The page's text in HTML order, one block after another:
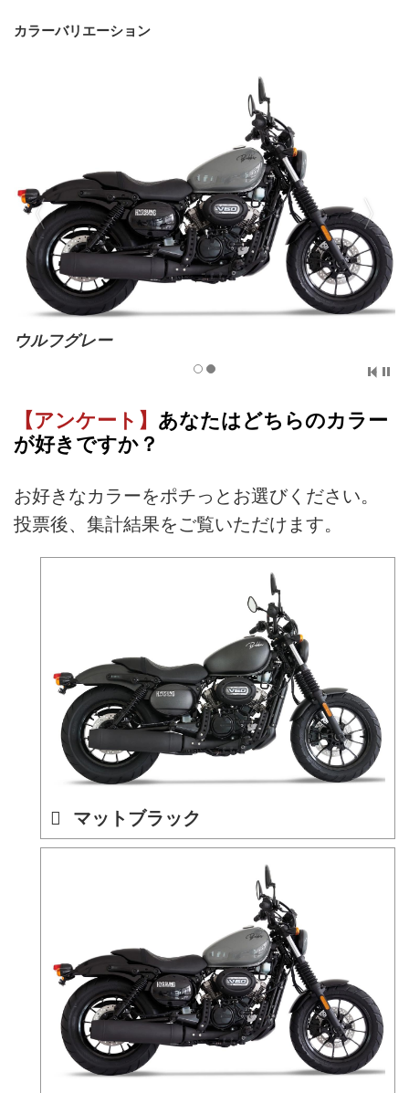
カラーバリエーション
ウルフグレー
【アンケート】 あなたはどちらのカラー
が好きですか？
お好きなカラーをポチっとお選びください。
投票後、集計結果をご覧いただけます。
マットブラック